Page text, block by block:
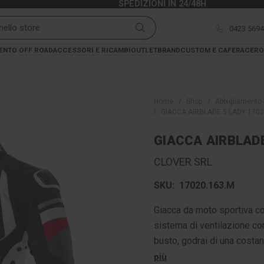
SPEDIZIONI IN 24/48H
0423
OFF ROADACCESSORI E RICAMBIOUTLETBRANDCUSTOM E CAFERACER
GIACCA
CLOVER SRL
SKU: 17020.163.M
Giacca da moto sportiva
sistema di ventilazione
busto, godrai di una
più